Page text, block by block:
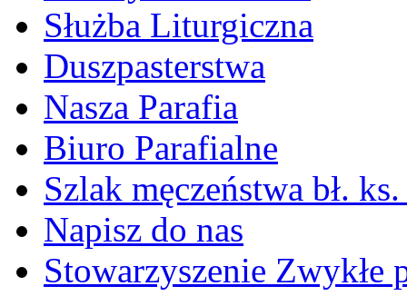
Służba Liturgiczna
Duszpasterstwa
Nasza Parafia
Biuro Parafialne
Szlak męczeństwa bł.
Napisz do nas
Stowarzyszenie Zwykłe